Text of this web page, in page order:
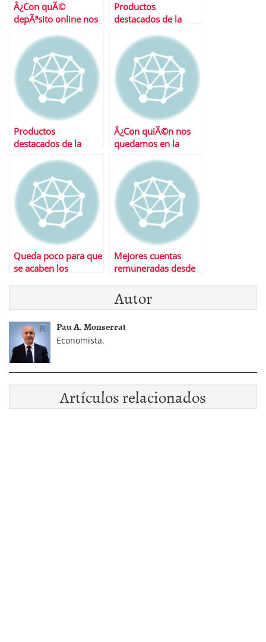
Â¿Con quÃ©
depÃ³sito online nos
Productos
destacados de la
Productos
destacados de la
Â¿Con quiÃ©n nos
quedamos en la
Queda poco para que
se acaben los
Mejores cuentas
remuneradas desde
limitaciÃ³n en los
tipos
Autor
Pau A. Monserrat
Economista.
Artículos relacionados